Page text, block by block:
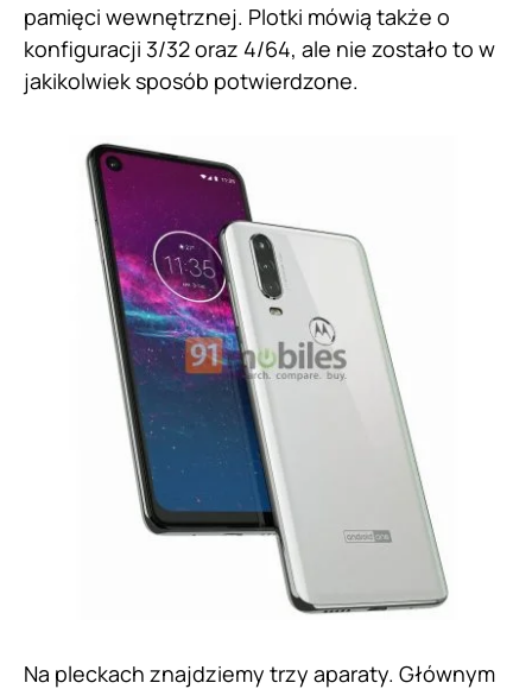
pamięci wewnętrznej. Plotki mówią także o
konfiguracji 3/32 oraz 4/64, ale nie zostało to w
jakikolwiek sposób potwierdzone.
Na pleckach znajdziemy trzy aparaty. Głównym